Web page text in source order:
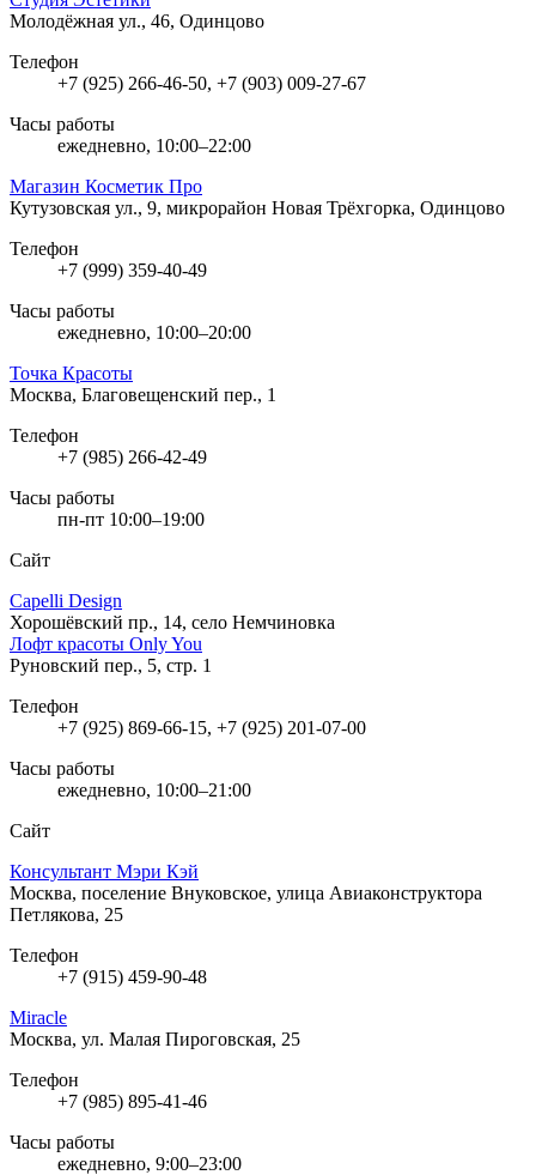
Молодёжная ул., 46, Одинцово
Телефон
+7 (925) 266-46-50, +7 (903) 009-27-67
Часы работы
ежедневно, 10:00–22:00
Магазин Косметик Про
Кутузовская ул., 9, микрорайон Новая Трёхгорка, Одинцово
Телефон
+7 (999) 359-40-49
Часы работы
ежедневно, 10:00–20:00
Точка Красоты
Москва, Благовещенский пер., 1
Телефон
+7 (985) 266-42-49
Часы работы
пн-пт 10:00–19:00
Сайт
Capelli Design
Хорошёвский пр., 14, село Немчиновка
Лофт красоты Only You
Руновский пер., 5, стр. 1
Телефон
+7 (925) 869-66-15, +7 (925) 201-07-00
Часы работы
ежедневно, 10:00–21:00
Сайт
Консультант Мэри Кэй
Москва, поселение Внуковское, улица Авиаконструктора
Петлякова, 25
Телефон
+7 (915) 459-90-48
Miracle
Москва, ул. Малая Пироговская, 25
Телефон
+7 (985) 895-41-46
Часы работы
ежедневно, 9:00–23:00